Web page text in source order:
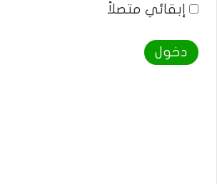
إبقائي متصلاً
دخول